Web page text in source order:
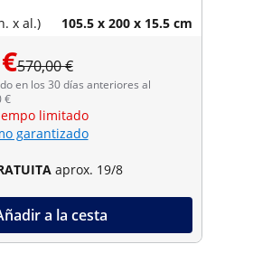
x al.) 105.5 x 200 x 15.5 cm
570,00 €
en los 30 días anteriores al
€
limitado
garantizado
aprox. 19/8
a la cesta